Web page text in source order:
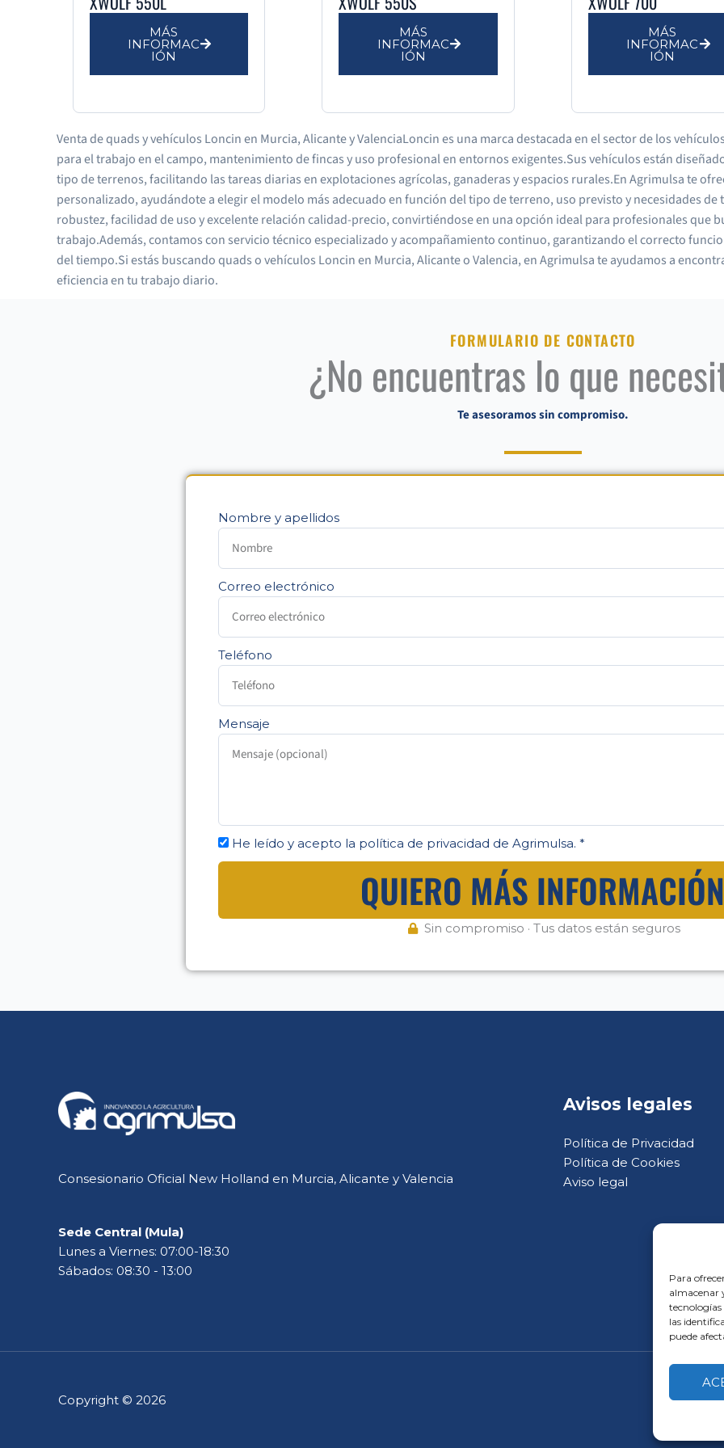
Para
almacenar
las
puede
MÁS
INFORMAC
IÓN
MÁS
INFORMAC
IÓN
MÁS
INFORMAC
IÓN
Venta de quads y vehículos Loncin en Murcia, Alicante y ValenciaLoncin es una marca destacada en el sector de los
para el trabajo en el campo, mantenimiento de fincas y uso profesional en entornos exigentes.Sus vehículos están
tipo de terrenos, facilitando las tareas diarias en explotaciones agrícolas, ganaderas y espacios rurales.En Agrimulsa te
personalizado, ayudándote a elegir el modelo más adecuado en función del tipo de terreno, uso previsto y necesidades
robustez, facilidad de uso y excelente relación calidad-precio, convirtiéndose en una opción ideal para profesionales que
trabajo.Además, contamos con servicio técnico especializado y acompañamiento continuo, garantizando el correcto
del tiempo.Si estás buscando quads o vehículos Loncin en Murcia, Alicante o Valencia, en Agrimulsa te ayudamos a
eficiencia en tu trabajo diario.
FORMULARIO DE CONTACTO
¿No encuentras lo que
Te asesoramos sin compromiso.
Nombre y apellidos
Correo electrónico
Teléfono
Mensaje
He leído y acepto la política de privacidad de Agrimulsa. *
QUIERO MÁS
Sin compromiso · Tus datos están seguros
Consesionario Oficial New Holland en Murcia, Alicante y Valencia
Sede Central (Mula)
Lunes a Viernes: 07:00-18:30
Sábados: 08:30 - 13:00
Avisos legales
Política de Privacidad
Política de Cookies
Aviso legal
Copyright © 2026